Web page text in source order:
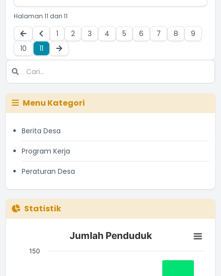
Halaman 11 dari 11
1 2 3 4 5 6 7 8
9
10
11
Menu Kategori
Berita Desa
Program Kerja
Peraturan Desa
Statistik
Jumlah Penduduk
Bar chart with 3 bars.
The chart has 1 X axis displaying categories.
The chart has 1 Y axis displaying Jumlah. Data ranges from
Jumlah Penduduk
150